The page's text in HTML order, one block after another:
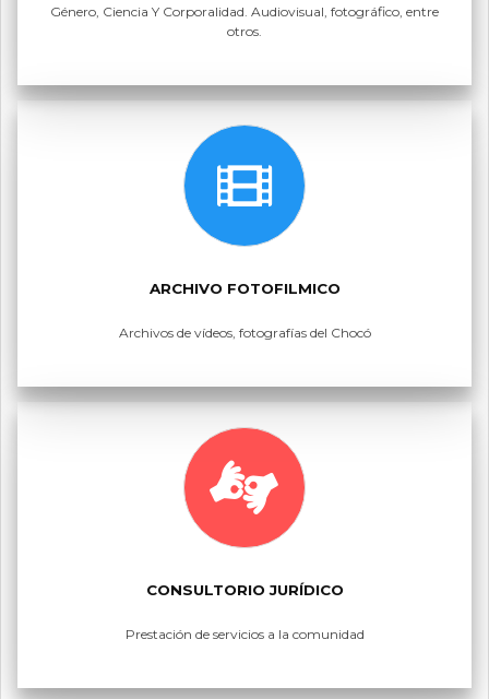
Género, Ciencia Y Corporalidad. Audiovisual, fotográfico, entre
otros.
ARCHIVO FOTOFILMICO
Archivos de vídeos, fotografías del Chocó
CONSULTORIO JURÍDICO
Prestación de servicios a la comunidad